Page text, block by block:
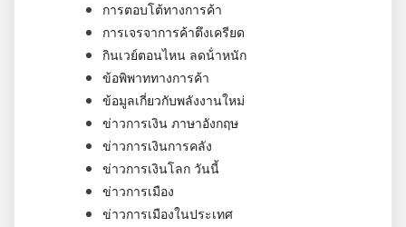
การตอบโต้ทางการค้า
การเจรจาการค้าตึงเครียด
กินเวย์ตอนไหน ลดน้ําหนัก
ข้อพิพาททางการค้า
ข้อมูลเกี่ยวกับพลังงานใหม่
ข่าวการเงิน ภาษาอังกฤษ
ข่าวการเงินการคลัง
ข่าวการเงินโลก วันนี้
ข่าวการเมือง
ข่าวการเมืองในประเทศ